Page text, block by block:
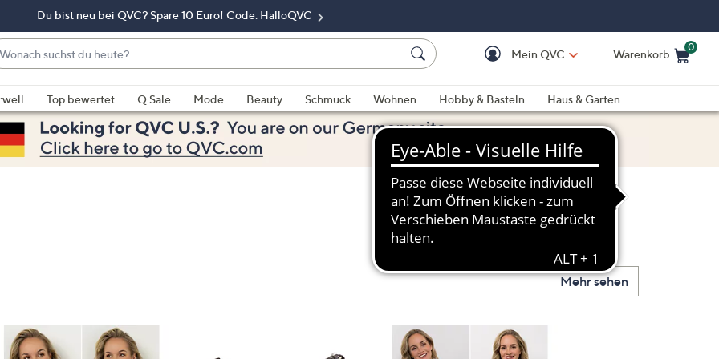
Du bist neu bei QVC? Spare 10 Euro! Code: HalloQVC
Mein QVC Warenkorb
0
Top bewertet Q Sale Mode Beauty Schmuck Wohnen Hobby & Basteln
Haus & Garten
Mehr sehen